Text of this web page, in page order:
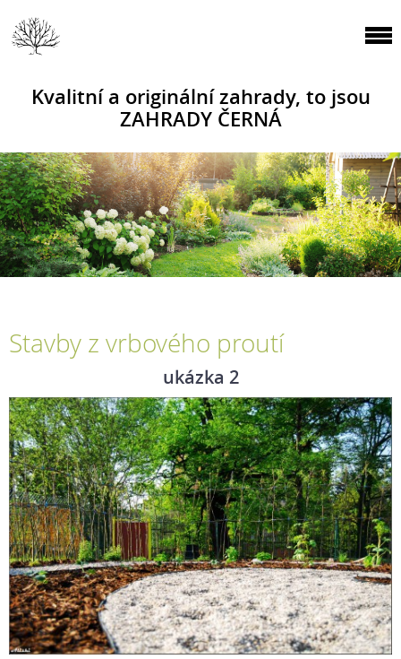
Kvalitní a originální zahrady, to jsou
ZAHRADY ČERNÁ
Stavby z vrbového proutí
ukázka 2